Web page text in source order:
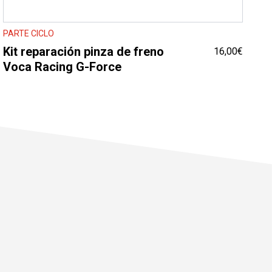
PARTE CICLO
Kit reparación pinza de freno
Voca Racing G-Force
16,00€